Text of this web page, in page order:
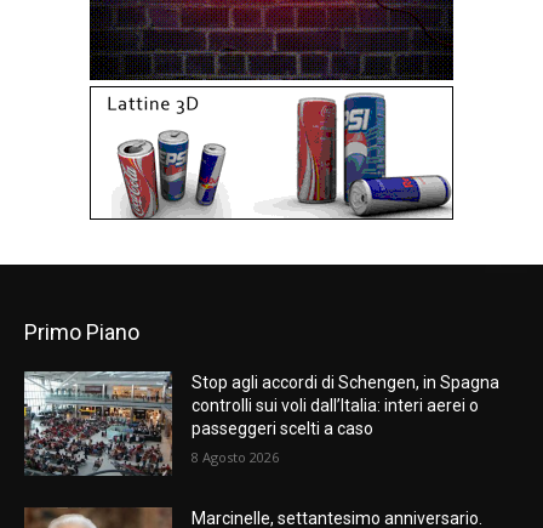
Primo Piano
Stop agli accordi di Schengen, in Spagna
controlli sui voli dall’Italia: interi aerei o
passeggeri scelti a caso
8 Agosto 2026
Marcinelle, settantesimo anniversario.